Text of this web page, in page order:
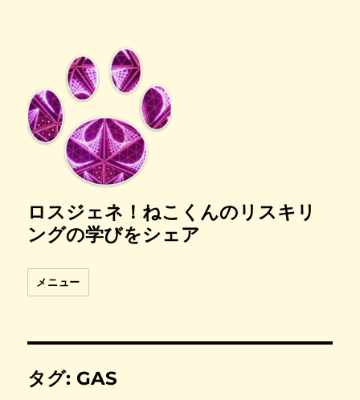
ロスジェネ！ねこくんのリスキリ
ングの学びをシェア
メニュー
タグ: GAS